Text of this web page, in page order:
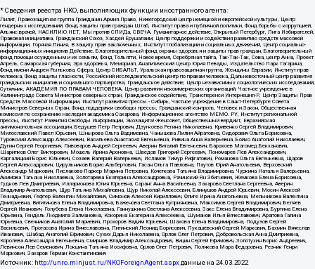
* Сведения реестра НКО, выполняющих функции иностранного агента:
Лилит, Правозащитная группа Гражданин.Армия.Право, Нижегородский центр немецкой и европейской культуры, Центр
гендерных исследований, Фонд защиты прав граждан Штаб, Институт права и публичной политики, Фонд борьбы с коррупцией,
Альянс врачей, НАСИЛИЮ.НЕТ, Мы против СПИДа, СВЕЧА, Гуманитарное действие, Открытый Петербург, Лига Избирателей,
Правовая инициатива, Гражданский Союз, Хасдей Ерушалаим, Центр поддержки и содействия развитию средств массовой
информации, Горячая Линия, В защиту прав заключенных, Институт глобализации и социальных движений, Центр социально-
информационных инициатив Действие, Благотворительный фонд охраны здоровья и защиты прав граждан, Благотворительный
фонд помощи осужденным и их семьям, Фонд Тольятти, Новое время, Серебряная тайга, Так-Так-Так, Сова, центр Анна, Проект
Апрель, Самарская губерния, Эра здоровья, Мемориал, Аналитический Центр Юрия Левады, Издательство Парк Гагарина,
Фонд имени Андрея Рылькова, Сфера, Центр СИБАЛЬТ, Уральская правозащитная группа, Женщины Евразии, Институт прав
человека, Фонд защиты гласности, Российский исследовательский центр по правам человека, Дальневосточный центр развития
гражданских инициатив и социального партнерства, Гражданское действие, Центр независимых социологических исследований,
Сутяжник, АКАДЕМИЯ ПО ПРАВАМ ЧЕЛОВЕКА, Центр развития некоммерческих организаций, Частное учреждение в
Калининграде Совета Министров северных стран, Гражданское содействие, Трансперенси Интернешнл-Р, Центр Защиты Прав
Средств Массовой Информации, Институт развития прессы - Сибирь, Частное учреждение в Санкт-Петербурге Совета
Министров Северных Стран, Фонд поддержки свободы прессы, Гражданский контроль, Человек и Закон, Общественная
комиссия по сохранению наследия академика Сахарова, Информационное агентство МЕМО. РУ, Институт региональной
прессы, Институт Развития Свободы Информации, Экозащита!-Женсовет, Общественный вердикт, Евразийская
антимонопольная ассоциация, Бедушев Петр Петрович, Дзугкоева Регина Николаевна, Кривенко Сергей Владимирович,
Милославский Павел Юрьевич, Шнырова Ольга Вадимовна, Чанышева Лилия Айратовна, Сидорович Ольга Борисовна,
Туровский Александр Алексеевич, Васильева Анастасия Евгеньевна, Ривина Анна Валерьевна, Бойко Анатолий Николаевич,
Дугин Сергей Георгиевич, Пивоваров Андрей Сергеевич, Аверин Виталий Евгеньевич, Барахоев Магомед Бекханович,
Шарипков Олег Викторович, Мошель Ирина Ароновна, Шведов Григорий Сергеевич, Пономарев Лев Александрович,
Каргалицкий Борис Юльевич, Созаев Валерий Валерьевич, Исламов Тимур Рифгатович, Романова Ольга Евгеньевна, Щаров
Сергей Алексадрович, Цирульников Борис Альбертович, Гасан Ольга Павловна, Паутов Юрий Анатольевич, Верховский
Александр Маркович, Пислакова-Паркер Марина Петровна, Кочеткова Татьяна Владимировна, Чуркина Наталья Валерьевна,
Акимова Татьяна Николаевна, Золотарева Екатерина Александровна, Рачинский Ян Збигневич, Жемкова Елена Борисовна,
Гудков Лев Дмитриевич, Илларионова Юлия Юрьевна, Саранг Анна Васильевна, Захарова Светлана Сергеевна, Аверин
Владимир Анатольевич, Щур Татьяна Михайловна, Щур Николай Алексеевич, Блинушов Андрей Юрьевич, Мосин Алексей
Геннадьевич, Гефтер Валентин Михайлович, Симонов Алексей Кириллович, Флиге Ирина Анатольевна, Мельникова Валентина
Дмитриевна, Вититинова Елена Владимировна, Баженова Светлана Куприяновна, Максимов Сергей Владимирович, Беляев
Сергей Иванович, Голубева Елена Николаевна, Ганнушкина Светлана Алексеевна, Закс Елена Владимировна, Буртина Елена
Юрьевна, Гендель Людмила Залмановна, Кокорина Екатерина Алексеевна, Шуманов Илья Вячеславович, Арапова Галина
Юрьевна, Свечников Анатолий Мариевич, Прохоров Вадим Юрьевич, Шахова Елена Владимировна, Подузов Сергей
Васильевич, Протасова Ирина Вячеславовна, Литинский Леонид Борисович, Лукашевский Сергей Маркович, Бахмин Вячеслав
Иванович, Шабад Анатолий Ефимович, Сухих Дарья Николаевна, Орлов Олег Петрович, Добровольская Анна Дмитриевна,
Королева Александра Евгеньевна, Смирнов Владимир Александрович, Вицин Сергей Ефимович, Золотухин Борис Андреевич,
Левинсон Лев Семенович, Локшина Татьяна Иосифовна, Орлов Олег Петрович, Полякова Мара Федоровна, Резник Генри
Маркович, Захаров Герман Константинович
Источник: http://unro.minjust.ru/NKOForeignAgent.aspxданные на 24.03.2022